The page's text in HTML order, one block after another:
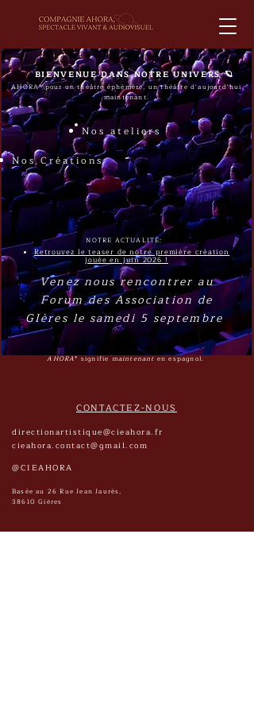
BIENVENUE DANS NOTRE UNIVERS 🪐
AHORA* pour un théâtre éphémère, un théâtre d'aujourd'hui,
maintenant.
Nos ateliers
Nos Créations
NOTRE ACTUALITÉ:
Retrouvez le teaser de notre première création
jouée en juin 2026 !
Venez nous rencontrer au
Forum des Association de
GIères le samedi 5 septembre
AHORA* signifiemaintenanten espagnol.
CONTACTEZ-NOUS
directionartistique@cieahora.fr
cieahora.contact@gmail.com
@CIEAHORA
Basée au 26 Rue Jean Jaurès,
38610 Gières